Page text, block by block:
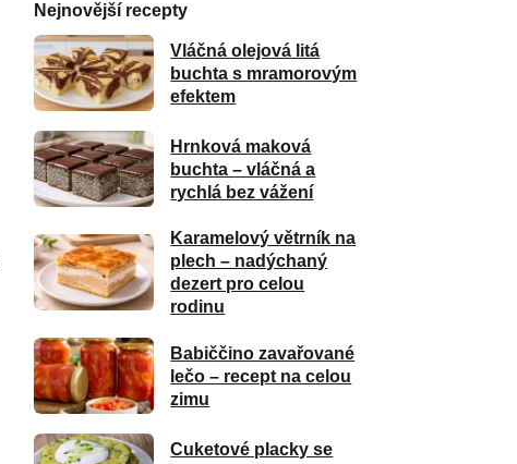
Nejnovější recepty
Vláčná olejová litá
buchta s mramorovým
efektem
Hrnková maková
buchta – vláčná a
rychlá bez vážení
Karamelový větrník na
plech – nadýchaný
dezert pro celou
rodinu
Babiččino zavařované
lečo – recept na celou
zimu
Cuketové placky se